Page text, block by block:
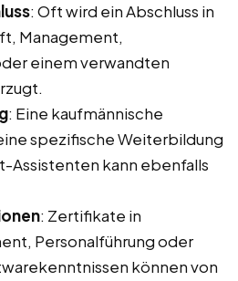
: Oft wird ein Abschluss in
Management,
einem verwandten
: Eine kaufmännische
spezifische Weiterbildung
Assistenten kann ebenfalls
: Zertifikate in
Personalführung oder
können von